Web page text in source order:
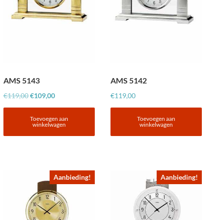
AMS 5143
€119,00Oorspronkelijke
prijs
was:
€109,00Huidige
prijs
is:
€109,00.
Toevoegen aan
winkelwagen
AMS 5142
€119,00
Toevoegen aan
winkelwagen
Aanbieding! Aanbieding!